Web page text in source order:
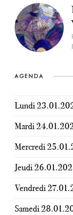
AGENDA
Lundi
Mardi
Mercredi
Jeudi
Vendredi
Samedi